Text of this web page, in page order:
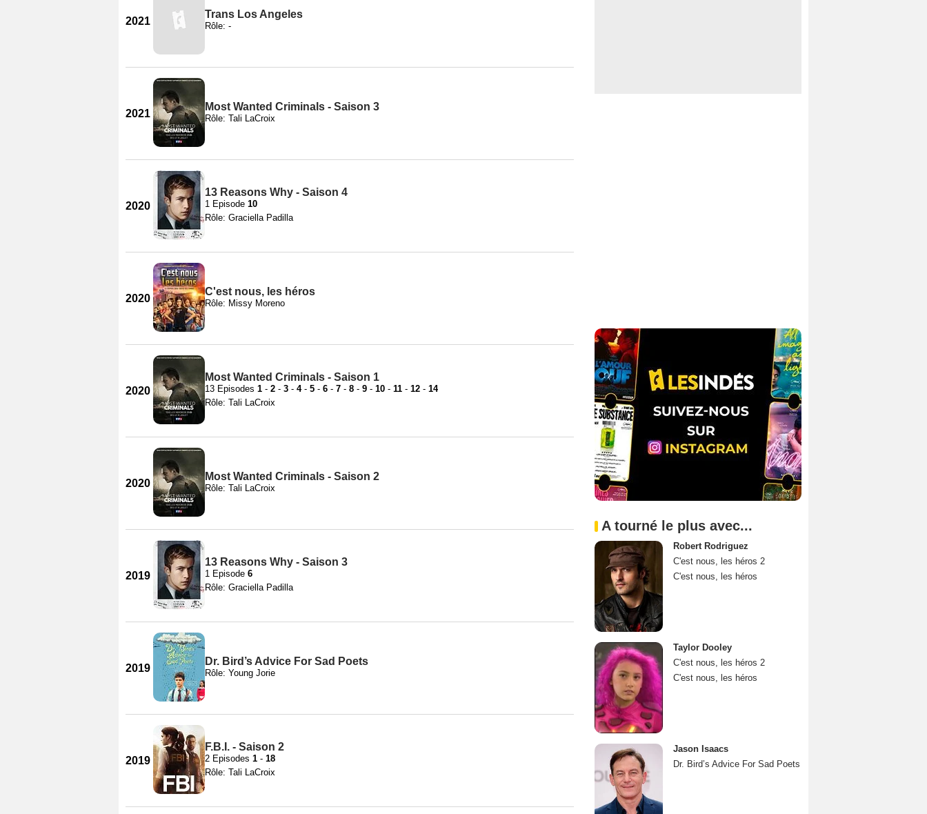
2021
Trans Los Angeles
Rôle: -
2021
Most Wanted Criminals - Saison 3
Rôle: Tali LaCroix
2020
13 Reasons Why - Saison 4
1 Episode 10
Rôle: Graciella Padilla
2020
C'est nous, les héros
Rôle: Missy Moreno
2020
Most Wanted Criminals - Saison 1
13 Episodes 1 - 2 - 3 - 4- 5 - 6 - 7 - 8 - 9 - 10 - 11 - 12 - 14
Rôle: Tali LaCroix
2020
Most Wanted Criminals - Saison 2
Rôle: Tali LaCroix
2019
13 Reasons Why - Saison 3
1 Episode 6
Rôle: Graciella Padilla
2019
Dr. Bird’s Advice For Sad Poets
Rôle: Young Jorie
2019
F.B.I. - Saison 2
2 Episodes 1 - 18
Rôle: Tali LaCroix
A tourné le plus avec...
Robert Rodriguez
C'est nous, les héros 2
C'est nous, les héros
Taylor Dooley
C'est nous, les héros 2
C'est nous, les héros
Jason Isaacs
Dr. Bird’s Advice For Sad Poets